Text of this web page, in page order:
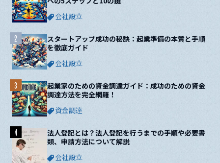
会社設立
スタートアップ成功の秘訣：起業準備の本質と手順
を徹底ガイド
会社設立
2
起業家のための資金調達ガイド：成功のための資金
調達方法を完全網羅！
資金調達
3
法人登記とは？法人登記を行うまでの手順や必要書
類、申請方法について解説
会社設立
4